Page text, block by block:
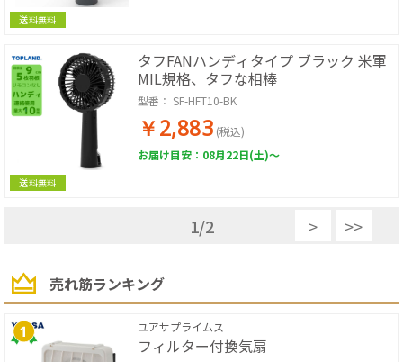
送料無料
送料無料
タフFANハンディタイプ ブラック 米軍
MIL規格、タフな相棒
型番： SF-HFT10-BK
￥2,883 (税込)
お届け目安：08月22日(土)～
1/2 > >>
売れ筋ランキング
ユアサプライムス
フィルター付換気扇